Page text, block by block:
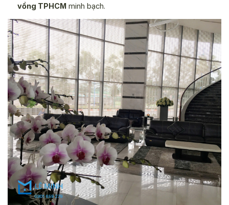
vồng TPHCMminh bạch.